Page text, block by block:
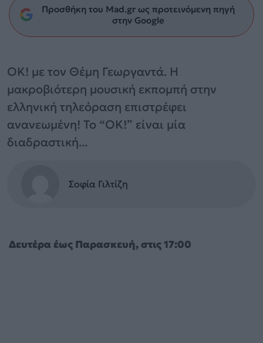
Προσθήκη του Mad.gr ως προτεινόμενη πηγή
στην Google
ΟΚ! με τον Θέμη Γεωργαντά. Η
μακροβιότερη μουσική εκπομπή στην
ελληνική τηλεόραση επιστρέφει
ανανεωμένη! Το “OK!” είναι μία
διαδραστική...
Σοφία Γιλτίζη
Δευτέρα έως Παρασκευή, στις 17:00